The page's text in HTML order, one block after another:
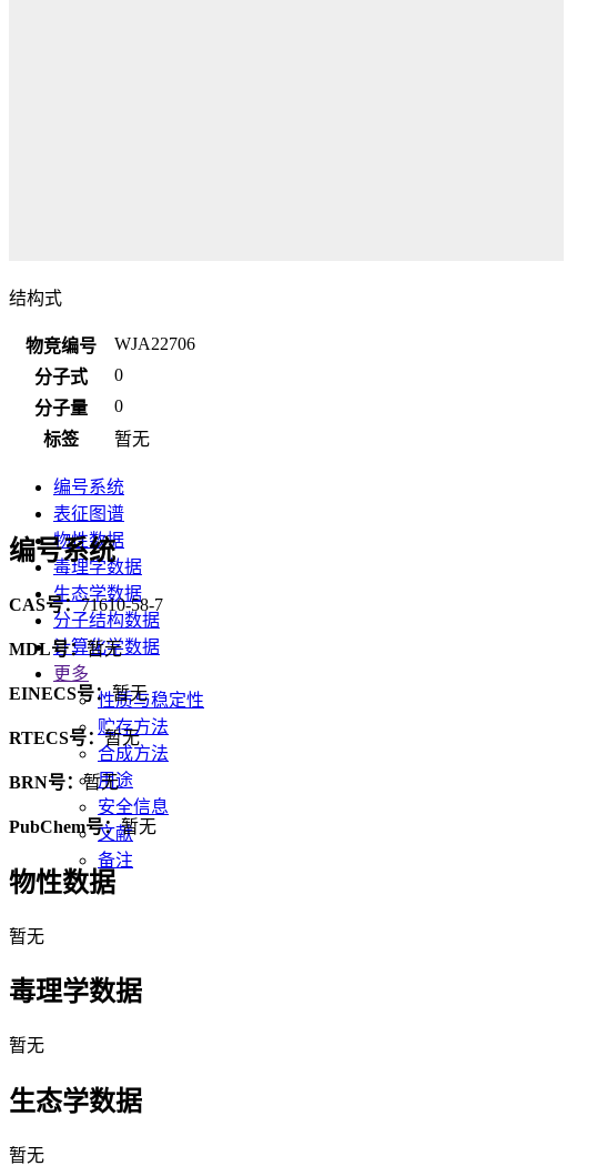
结构式
物竞编号
WJA22706
分子式
0
分子量
0
标签
暂无
编号系统
表征图谱
物性数据
毒理学数据
生态学数据
分子结构数据
计算化学数据
更多
性质与稳定性
贮存方法
合成方法
用途
安全信息
文献
备注
编号系统
CAS号：71610-58-7
MDL号：暂无
EINECS号：暂无
RTECS号：暂无
BRN号：暂无
PubChem号：暂无
物性数据
暂无
毒理学数据
暂无
生态学数据
暂无